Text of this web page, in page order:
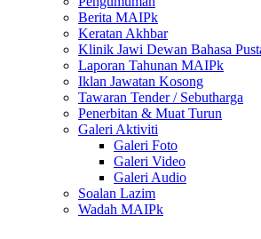
Berita MAIPk
Keratan Akhbar
Klinik Jawi Dewan Bahasa
Laporan Tahunan MAIPk
Iklan Jawatan Kosong
Tawaran Tender / Sebutharga
Penerbitan & Muat Turun
Galeri Aktiviti
Galeri Foto
Galeri Video
Galeri Audio
Soalan Lazim
Wadah MAIPk